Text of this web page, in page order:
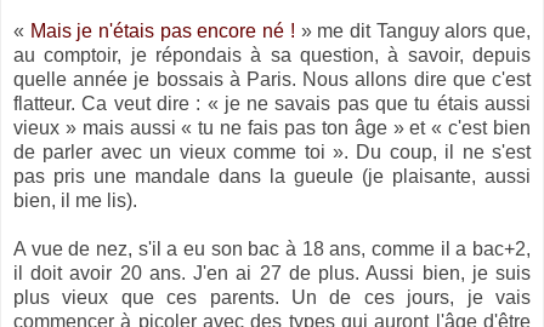
« Mais je n'étais pas encore né ! » me dit Tanguy alors que,
au comptoir, je répondais à sa question, à savoir, depuis
quelle année je bossais à Paris. Nous allons dire que c'est
flatteur. Ca veut dire : « je ne savais pas que tu étais aussi
vieux » mais aussi « tu ne fais pas ton âge » et « c'est bien
de parler avec un vieux comme toi ». Du coup, il ne s'est
pas pris une mandale dans la gueule (je plaisante, aussi
bien, il me lis).
A vue de nez, s'il a eu son bac à 18 ans, comme il a bac+2,
il doit avoir 20 ans. J'en ai 27 de plus. Aussi bien, je suis
plus vieux que ces parents. Un de ces jours, je vais
commencer à picoler avec des types qui auront l'âge d'être